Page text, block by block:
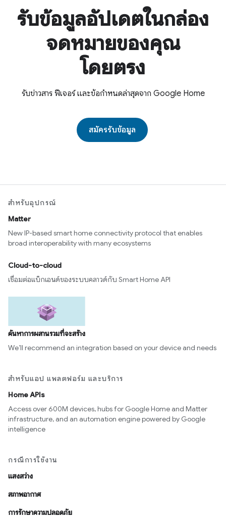
รับข้อมูลอัปเดตในกล่อง
จดหมายของคุณ
โดยตรง
รับข่าวสาร ฟีเจอร์ และข้อกำหนดล่าสุดจาก Google Home
สมัครรับข้อมูล
สำหรับอุปกรณ์
Matter
New IP-based smart home connectivity protocol that enables
broad interoperability with many ecosystems
Cloud-to-cloud
เชื่อมต่อแบ็กเอนด์ของระบบคลาวด์กับ Smart Home API
ค้นหาการผสานรวมที่จะสร้าง
We’ll recommend an integration based on your device and needs
สำหรับแอป แพลตฟอร์ม และบริการ
Home APIs
Access over 600M devices, hubs for Google Home and Matter
infrastructure, and an automation engine powered by Google
intelligence
กรณีการใช้งาน
แสงสว่าง
สภาพอากาศ
การรักษาความปลอดภัย